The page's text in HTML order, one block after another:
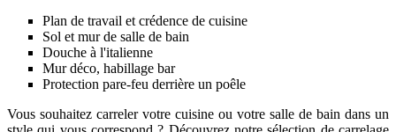
Plan de travail et crédence de cuisine
Sol et mur de salle de bain
Douche à l'italienne
Mur déco, habillage bar
Protection pare-feu derrière un poêle
Vous souhaitez carreler votre cuisine ou votre salle de bain dans un